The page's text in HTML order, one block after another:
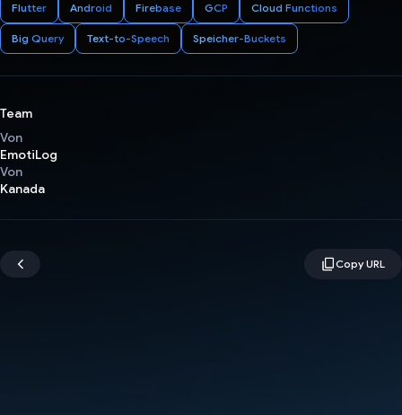
Flutter Android Firebase GCP Cloud Functions
Big Query Text-to-Speech Speicher-Buckets
Team
Von
EmotiLog
Von
Kanada